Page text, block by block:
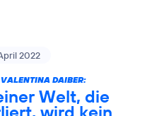
2022
DAIBER:
Welt, die
wird kein